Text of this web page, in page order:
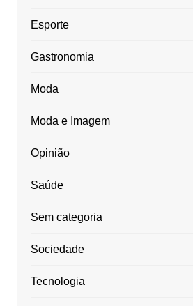
Esporte
Gastronomia
Moda
Moda e Imagem
Opinião
Saúde
Sem categoria
Sociedade
Tecnologia